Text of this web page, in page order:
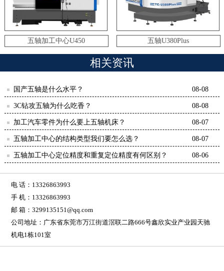
五轴加工中心U450 五轴U380Plus
相关资讯
国产五轴是什么水平？ 08-08
3C钻攻五轴为什么吃香？ 08-08
加工汽车零件为什么要上五轴机床？ 08-07
五轴加工中心的结构类型我们要怎么选？ 08-07
五轴加工中心定位精度和重复定位精度有何区别？ 08-06
电 话：13326863993
手 机：13326863993
邮 箱：3299135151@qq.com
公司地址：广东省东莞市万江街道滘联二路666号鑫欣实业产业园天驰
机电1栋101室